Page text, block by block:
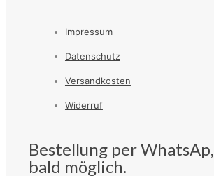
Impressum
Datenschutz
Versandkosten
Widerruf
Bestellung per WhatsAp,
bald möglich.